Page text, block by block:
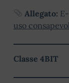
Allegato:
uso
Classe 4BIT